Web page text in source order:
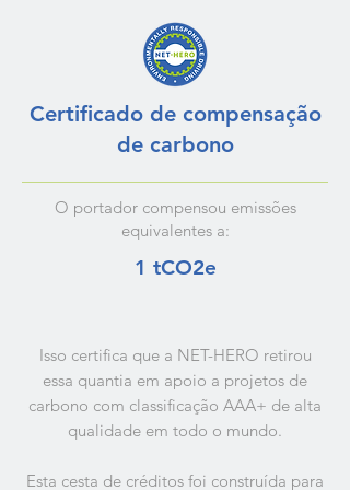
Certificado de compensação
de carbono
O portador compensou emissões
equivalentes a:
1 tCO2e
Isso certifica que a NET-HERO retirou
essa quantia em apoio a projetos de
carbono com classificação AAA+ de alta
qualidade em todo o mundo.
Esta cesta de créditos foi construída para